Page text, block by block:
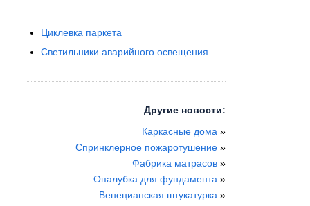
Циклевка паркета
Светильники аварийного освещения
Другие новости:
Каркасные дома »
Спринклерное пожаротушение»
Фабрика матрасов»
Опалубка для фундамента »
Венецианская штукатурка »